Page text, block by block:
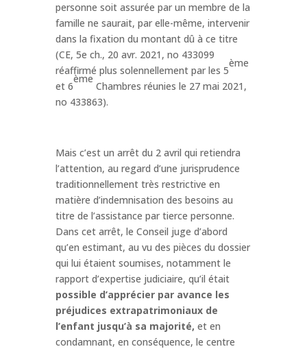
personne soit assurée par un membre de la
famille ne saurait, par elle-même, intervenir
dans la fixation du montant dû à ce titre
(CE, 5e ch., 20 avr. 2021, no 433099
réaffirmé plus solennellement par les 5
ème
et 6
ème
Chambres réunies le 27 mai 2021,
no 433863).
Mais c’est un arrêt du 2 avril qui retiendra
l’attention, au regard d’une jurisprudence
traditionnellement très restrictive en
matière d’indemnisation des besoins au
titre de l’assistance par tierce personne.
Dans cet arrêt, le Conseil juge d’abord
qu’en estimant, au vu des pièces du dossier
qui lui étaient soumises, notamment le
rapport d’expertise judiciaire, qu’il était
possible d’apprécier par avance les
préjudices extrapatrimoniaux de
l’enfant jusqu’à sa majorité, et en
condamnant, en conséquence, le centre